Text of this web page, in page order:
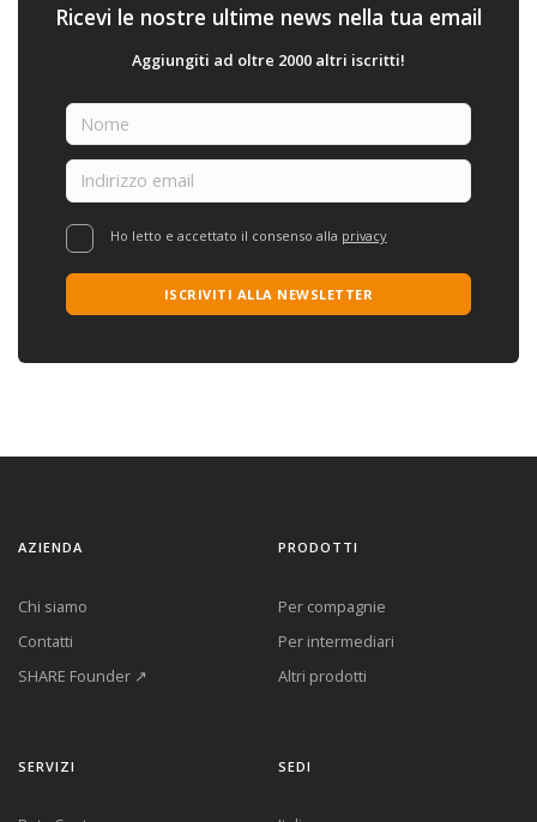
Ricevi le nostre ultime news nella tua email
Aggiungiti ad oltre 2000 altri iscritti!
Ho letto e accettato il consenso alla privacy
ISCRIVITI ALLA NEWSLETTER
AZIENDA
Chi siamo
Contatti
SHARE Founder ↗
PRODOTTI
Per compagnie
Per intermediari
Altri prodotti
SERVIZI SEDI